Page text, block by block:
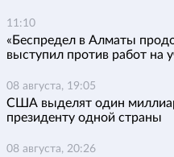
11:10
«Беспредел в Алматы
выступил против работ на
08 августа, 19:05
США выделят один
президенту одной страны
08 августа, 20:26